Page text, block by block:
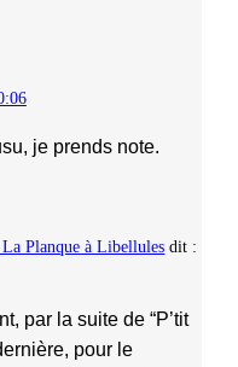
je prends note.
Planque à Libellules dit :
par la suite de “P’tit
pour le